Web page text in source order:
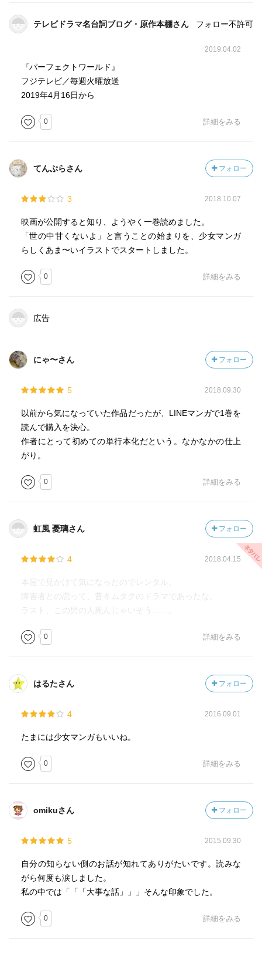
テレビドラマ名台詞ブログ・原作本棚さん フォロー不許可
2019.04.02
『パーフェクトワールド』
フジテレビ／毎週火曜放送
2019年4月16日から
0 詳細をみる
てんぷらさん フォロー
3 2018.10.07
映画が公開すると知り、ようやく一巻読めました。
「世の中甘くないよ」と言うことの始まりを、少女マンガ
らしくあま〜いイラストでスタートしました。
0 詳細をみる
広告
にゃ〜さん フォロー
5 2018.09.30
以前から気になっていた作品だったが、LINEマンガで1巻を
読んで購入を決心。
作者にとって初めての単行本化だという。なかなかの仕上
がり。
0 詳細をみる
虹風 憂璃さん フォロー
4 2018.04.15
本屋で見かけて気になったのでレンタル。
障害者との恋って、昔キムタクのドラマであったな。
ラスト、この男の人死んじゃいそう……。
0 詳細をみる
はるたさん フォロー
4 2016.09.01
たまには少女マンガもいいね。
0 詳細をみる
omikuさん フォロー
5 2015.09.30
自分の知らない側のお話が知れてありがたいです。読みな
がら何度も涙しました。
私の中では「「「大事な話」」」そんな印象でした。
0 詳細をみる